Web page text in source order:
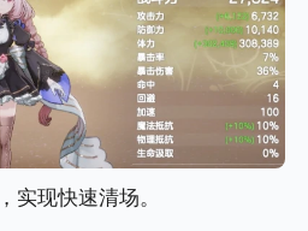
实现快速清场。